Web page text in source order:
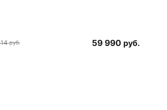
руб. 59 990 руб.